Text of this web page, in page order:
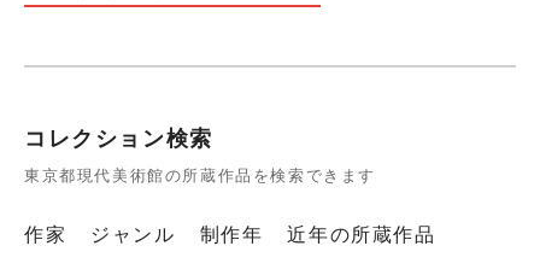
コレクション検索
東京都現代美術館の所蔵作品を検索できます
作家 ジャンル 制作年
近年の所蔵作品